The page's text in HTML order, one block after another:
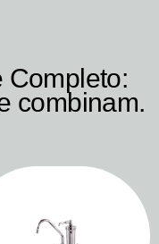
Completo:
combinam.